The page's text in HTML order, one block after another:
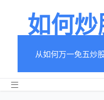
如何
从如何万一免五炒